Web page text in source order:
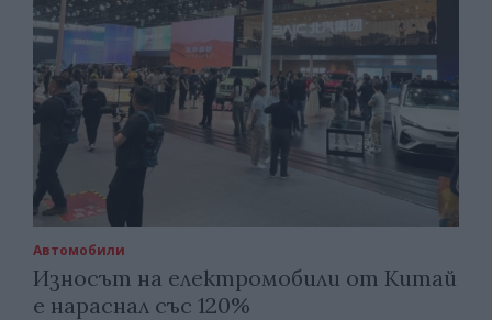
Автомобили
Износът на електромобили от Китай
е нараснал със 120%